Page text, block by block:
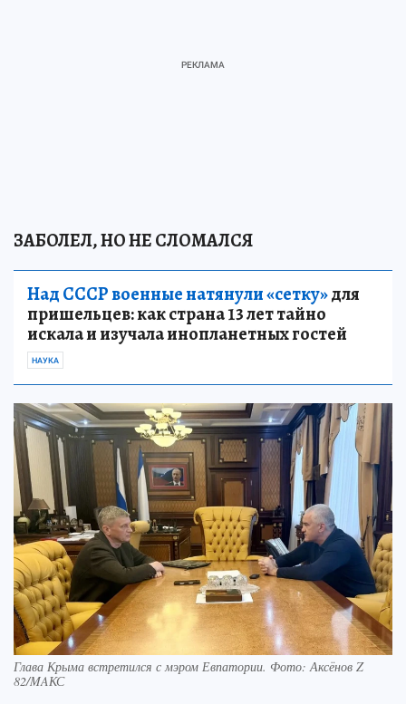
ЗАБОЛЕЛ, НО НЕ СЛОМАЛСЯ
Над СССР военные натянули «сетку»для
пришельцев: как страна 13 лет тайно
искала и изучала инопланетных гостей
НАУКА
Глава Крыма встретился с мэром Евпатории. Фото: Аксёнов Z
82/MAКС